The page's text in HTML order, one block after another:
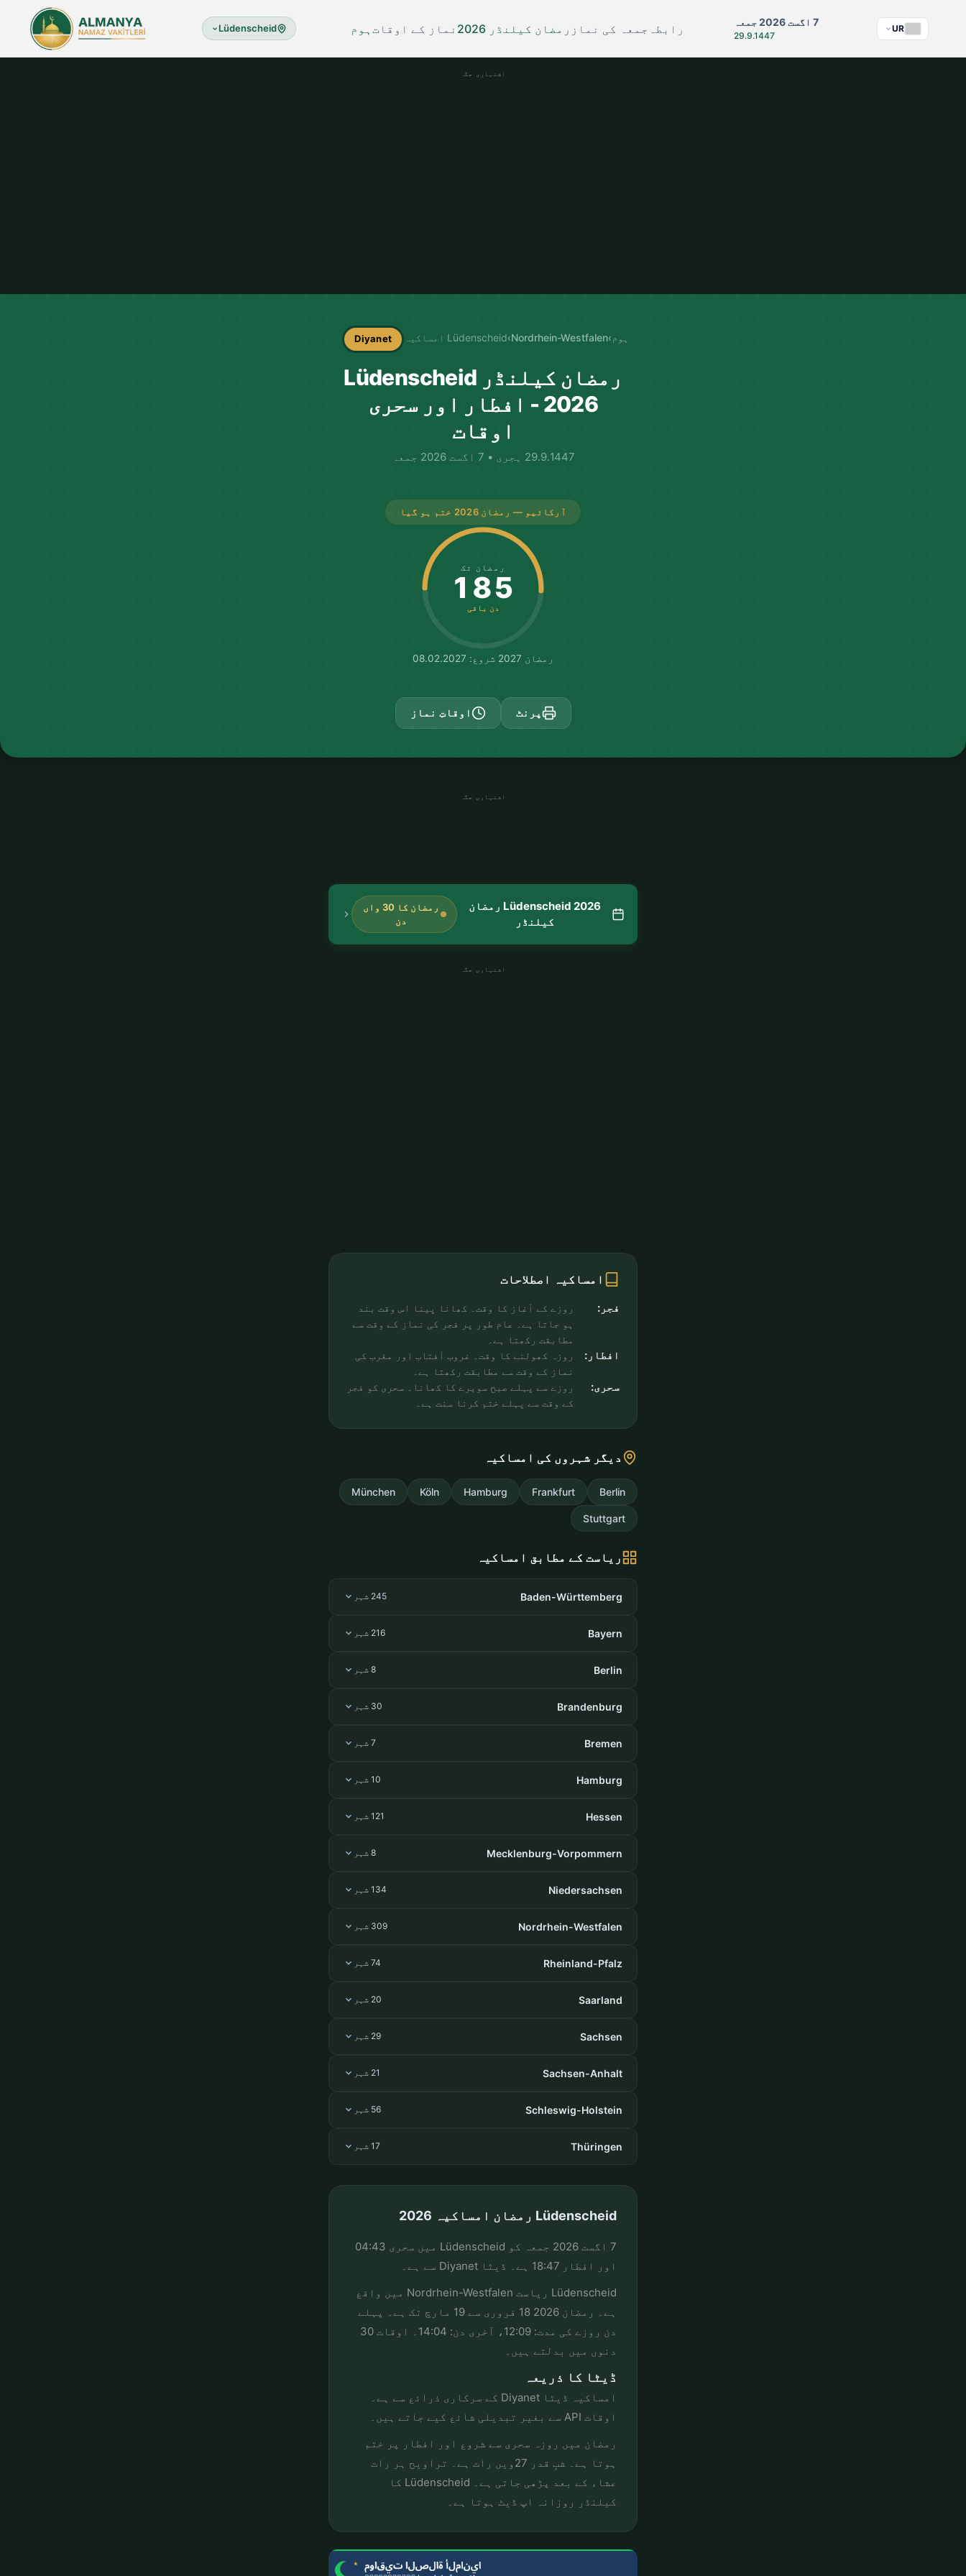
Lüdenscheid ہومنماز کے اوقات رمضان کیلنڈر 2026 جمعہ کی نماز رابطہ 7 اگست 2026 جمعہ
29.9.1447
UR
اشتہاری جگہ
ہوم›
Nordrhein-Westfalen
›Lüdenscheid امساکیہ Diyanet
رمضان کیلنڈر Lüdenscheid
2026 - افطار اور سحری
اوقات
29.9.1447 ہجری • 7 اگست 2026 جمعہ
آرکائیو — رمضان 2026 ختم ہو گیا
رمضان تک
185
دن باقی
رمضان 2027 شروع: 08.02.2027
پرنٹ اوقاتِ نماز
اشتہاری جگہ
Lüdenscheid 2026 رمضان
کیلنڈر
رمضان کا 30 واں
دن
اشتہاری جگہ
امساکیہ اصطلاحات
فجر:
روزے کے آغاز کا وقت۔ کھانا پینا اس وقت بند
ہو جاتا ہے۔ عام طور پر فجر کی نماز کے وقت سے
مطابقت رکھتا ہے۔
افطار:
روزہ کھولنے کا وقت۔ غروب آفتاب اور مغرب کی
نماز کے وقت سے مطابقت رکھتا ہے۔
سحری:
روزے سے پہلے صبح سویرے کا کھانا۔ سحری کو فجر
کے وقت سے پہلے ختم کرنا سنت ہے۔
دیگر شہروں کی امساکیہ
Berlin
Frankfurt
Hamburg
Köln
München
Stuttgart
ریاست کے مطابق امساکیہ
Baden-Württemberg 245 شہر
Bayern 216 شہر
Berlin 8 شہر
Brandenburg 30 شہر
Bremen 7 شہر
Hamburg 10 شہر
Hessen 121 شہر
Mecklenburg-Vorpommern 8 شہر
Niedersachsen 134 شہر
Nordrhein-Westfalen 309 شہر
Rheinland-Pfalz 74 شہر
Saarland 20 شہر
Sachsen 29 شہر
Sachsen-Anhalt 21 شہر
Schleswig-Holstein 56 شہر
Thüringen 17 شہر
Lüdenscheid رمضان امساکیہ 2026
7 اگست 2026 جمعہ کو Lüdenscheid میں سحری 04:43
اور افطار 18:47 ہے۔ ڈیٹا Diyanet سے ہے۔
Lüdenscheid ریاست Nordrhein-Westfalen میں واقع
ہے۔ رمضان 2026 18 فروری سے 19 مارچ تک ہے۔ پہلے
دن روزے کی مدت: 12:09، آخری دن: 14:04۔ اوقات 30
دنوں میں بدلتے ہیں۔
ڈیٹا کا ذریعہ
امساکیہ ڈیٹا Diyanet کے سرکاری ذرائع سے ہے۔
اوقات API سے بغیر تبدیلی شائع کیے جاتے ہیں۔
رمضان میں روزہ سحری سے شروع اور افطار پر ختم
ہوتا ہے۔ شبِ قدر 27ویں رات ہے۔ تراویح ہر رات
عشاء کے بعد پڑھی جاتی ہے۔ Lüdenscheid کا
کیلنڈر روزانہ اپ ڈیٹ ہوتا ہے۔